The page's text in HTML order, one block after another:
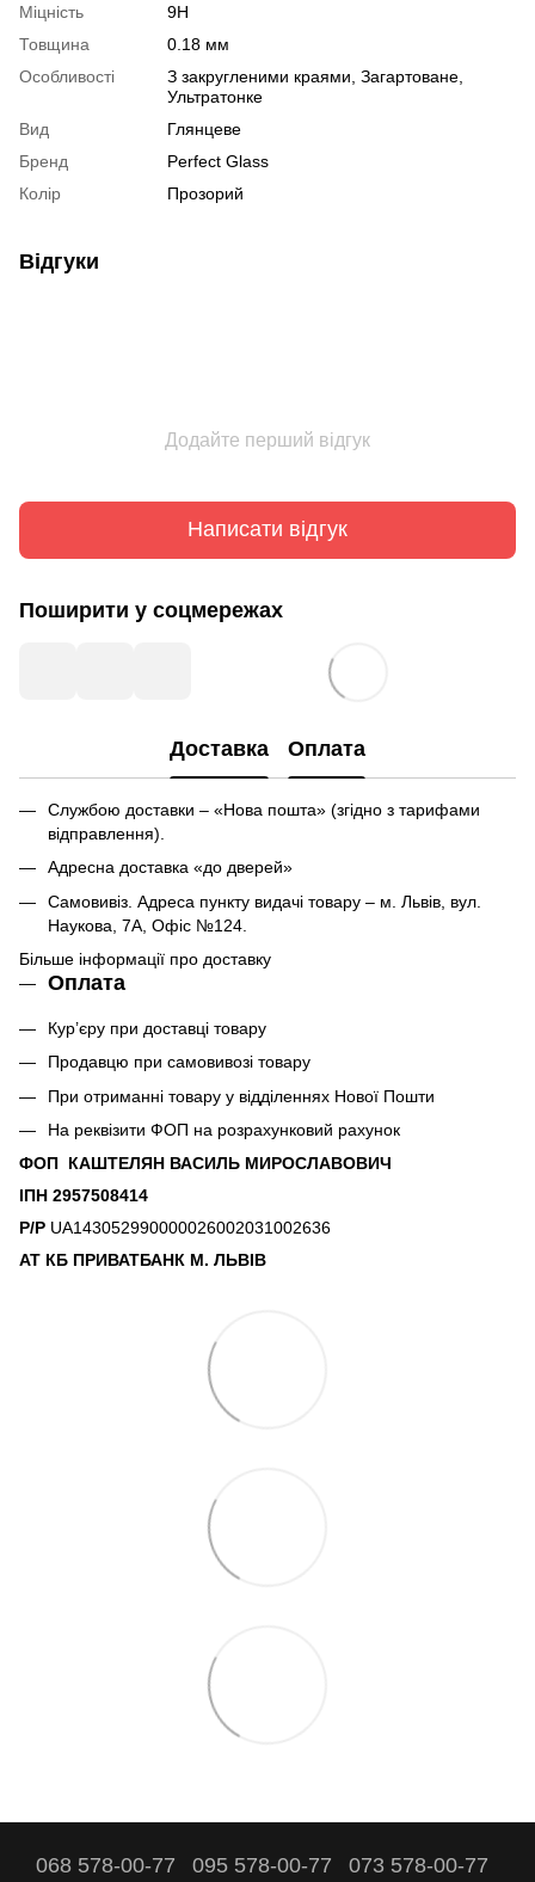
Міцність
9H
Товщина
0.18 мм
Особливості
З закругленими краями Загартоване
Ультратонке
Вид
Глянцеве
Бренд
Perfect Glass
Колір
Прозорий
Відгуки
Додайте перший відгук
Написати відгук
Поширити у соцмережах
Доставка Оплата
Службою доставки – «Нова пошта» (згідно з тарифами
відправлення).
Адресна доставка «до дверей»
Самовивіз. Адреса пункту видачі товару – м. Львів, вул.
Наукова, 7А, Офіс №124.
Більше інформації про доставку
Оплата
Кур’єру при доставці товару
Продавцю при самовивозі товару
При отриманні товару у відділеннях Нової Пошти
На реквізити ФОП на розрахунковий рахунок
ФОП КАШТЕЛЯН ВАСИЛЬ МИРОСЛАВОВИЧ
ІПН 2957508414
Р/Р UA143052990000026002031002636
АТ КБ ПРИВАТБАНК М. ЛЬВІВ
068 578-00-77 095 578-00-77 073 578-00-77